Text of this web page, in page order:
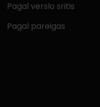
Pagal verslo sritis
Pagal pareigas